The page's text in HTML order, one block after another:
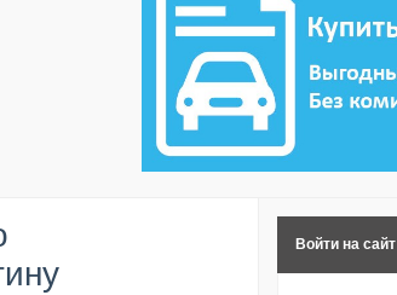
Войти на сайт